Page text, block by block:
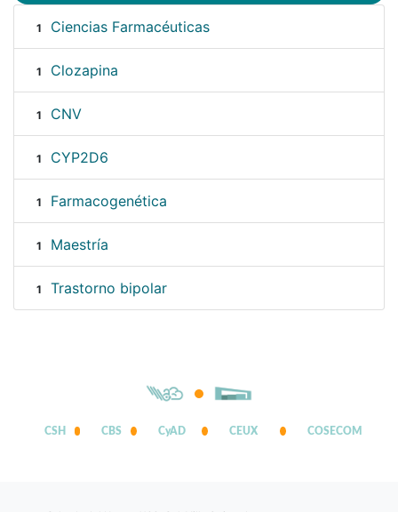
1 Ciencias Farmacéuticas
1 Clozapina
1 CNV
1 CYP2D6
1 Farmacogenética
1 Maestría
1 Trastorno bipolar
CSH CBS CyAD CEUX COSECOM